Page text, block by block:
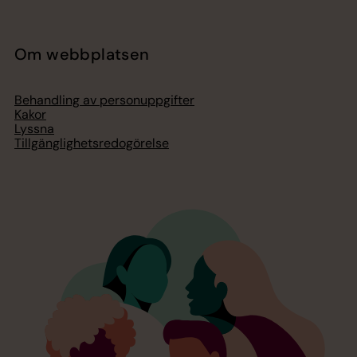
Om webbplatsen
Behandling av personuppgifter
Kakor
Lyssna
Tillgänglighetsredogörelse